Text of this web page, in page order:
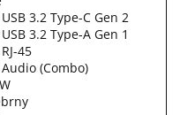
3.2 Type-C Gen 2
3.2 Type-A Gen 1
45
(Combo)